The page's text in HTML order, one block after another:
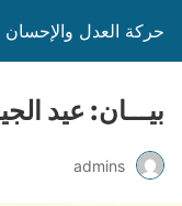
حركة العدل والإحسان
بيـــان: عيد
admins